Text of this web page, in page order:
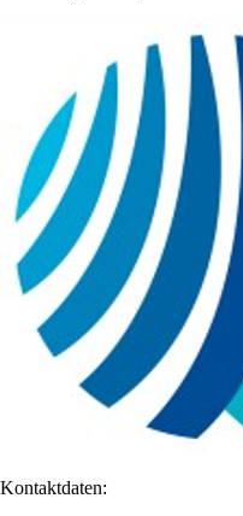
Kontaktdaten: